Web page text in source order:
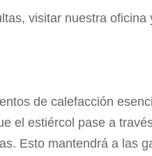
visitar nuestra oficina
de calefacción
el estiércol pase a
Esto mantendrá a las